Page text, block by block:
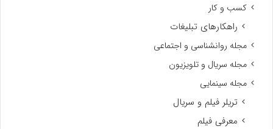
کسب و کار
راهکارهای تبلیغات
مجله روانشناسی و اجتماعی
مجله سریال و تلویزیون
مجله سینمایی
تریلر فیلم و سریال
معرفی فیلم